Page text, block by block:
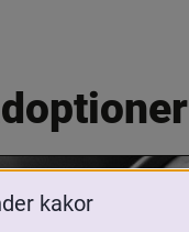
kakor